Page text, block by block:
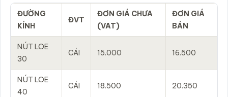
ĐƯỜNG
KÍNH
ĐVT
ĐƠN GIÁ CHƯA
(VAT)
ĐƠN GIÁ
BÁN
NÚT LOE
30
CÁI 15.000 16.500
NÚT LOE
40
CÁI 18.500 20.350